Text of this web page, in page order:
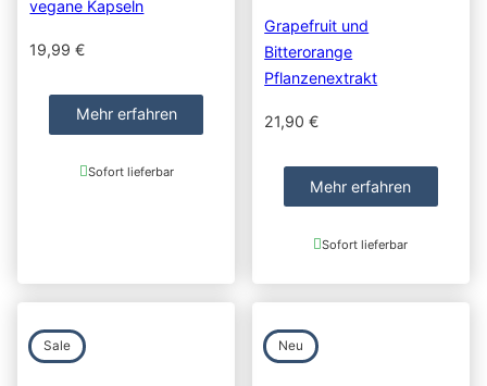
vegane Kapseln
19,99€
Mehr erfahren
Sofort lieferbar
Grapefruit und
Bitterorange
Pflanzenextrakt
21,90€
Mehr erfahren
Sofort lieferbar
Sale Neu